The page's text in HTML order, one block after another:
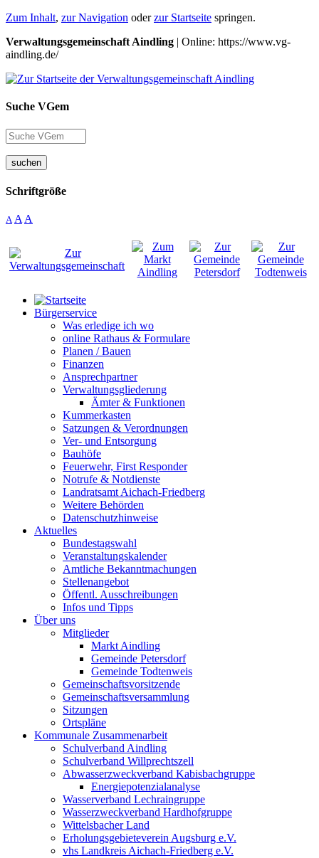
Zum Inhalt, zur Navigation oderzur Startseite springen.
Verwaltungsgemeinschaft Aindling | Online: https://www.vg-
aindling.de/
Suche VGem
suchen
Schriftgröße
A A A
Bürgerservice
Was erledige ich wo
online Rathaus & Formulare
Planen / Bauen
Finanzen
Ansprechpartner
Verwaltungsgliederung
Ämter & Funktionen
Kummerkasten
Satzungen & Verordnungen
Ver- und Entsorgung
Bauhöfe
Feuerwehr, First Responder
Notrufe & Notdienste
Landratsamt Aichach-Friedberg
Weitere Behörden
Datenschutzhinweise
Aktuelles
Bundestagswahl
Veranstaltungskalender
Amtliche Bekanntmachungen
Stellenangebot
Öffentl. Ausschreibungen
Infos und Tipps
Über uns
Mitglieder
Markt Aindling
Gemeinde Petersdorf
Gemeinde Todtenweis
Gemeinschaftsvorsitzende
Gemeinschaftsversammlung
Sitzungen
Ortspläne
Kommunale Zusammenarbeit
Schulverband Aindling
Schulverband Willprechtszell
Abwasserzweckverband Kabisbachgruppe
Energiepotenzialanalyse
Wasserverband Lechraingruppe
Wasserzweckverband Hardhofgruppe
Wittelsbacher Land
Erholungsgebieteverein Augsburg e.V.
vhs Landkreis Aichach-Friedberg e.V.